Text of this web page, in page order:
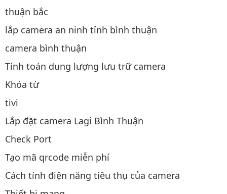
thuận bắc
lắp camera an ninh tỉnh bình thuận
camera bình thuận
Tính toán dung lượng lưu trữ camera
Khóa từ
tivi
Lắp đặt camera Lagi Bình Thuận
Check Port
Tạo mã qrcode miễn phí
Cách tính điện năng tiêu thụ của camera